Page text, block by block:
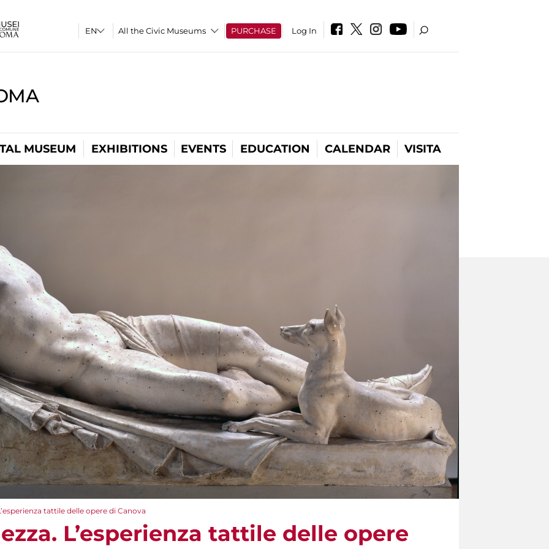
All the Civic Museums PURCHASE Log In
MUSEUM EXHIBITIONS EVENTS EDUCATION CALENDAR VISITA
tattile delle opere di Canova
L’esperienza tattile delle opere